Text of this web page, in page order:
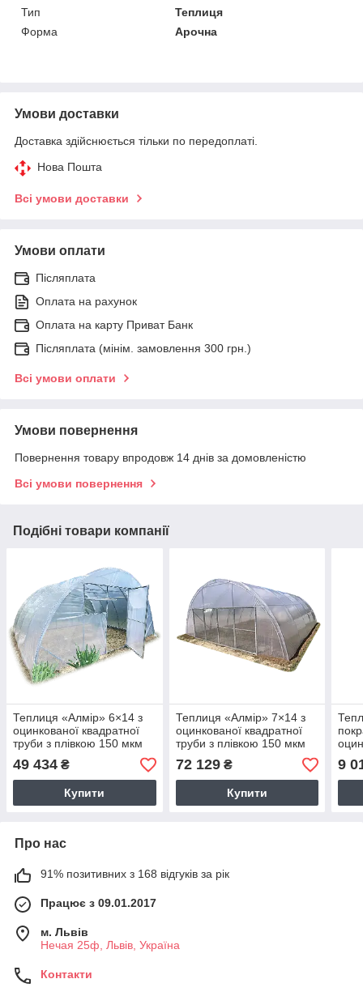
Тип
Теплиця
Форма
Арочна
Умови доставки
Доставка здійснюється тільки по передоплаті.
Нова Пошта
Всі умови доставки
Умови оплати
Післяплата
Оплата на рахунок
Оплата на карту Приват Банк
Післяплата (мінім. замовлення 300 грн.)
Всі умови оплати
Умови повернення
Повернення товару впродовж 14 днів за домовленістю
Всі умови повернення
Подібні товари компанії
Теплиця «Алмір» 6×14 з
оцинкованої квадратної
труби з плівкою 150 мкм
BIGTORG.COM
49 434 ₴
Купити
Теплиця «Алмір» 7×14 з
оцинкованої квадратної
труби з плівкою 150 мкм
BIGTORG.COM
72 129₴
Купити
9
Про нас
91% позитивних з 168 відгуків за рік
Працює з 09.01.2017
м. Львів
Нечая 25ф, Львів, Україна
Контакти